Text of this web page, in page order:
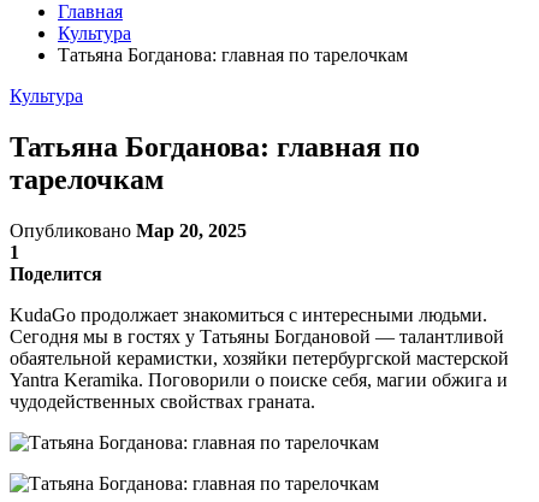
Главная
Культура
Татьяна Богданова: главная по тарелочкам
Культура
Татьяна Богданова: главная по
тарелочкам
Опубликовано Мар 20, 2025
1
Поделится
KudaGo продолжает знакомиться с интересными людьми.
Сегодня мы в гостях у Татьяны Богдановой — талантливой
обаятельной керамистки, хозяйки петербургской мастерской
Yantra Keramika. Поговорили о поиске себя, магии обжига и
чудодейственных свойствах граната.